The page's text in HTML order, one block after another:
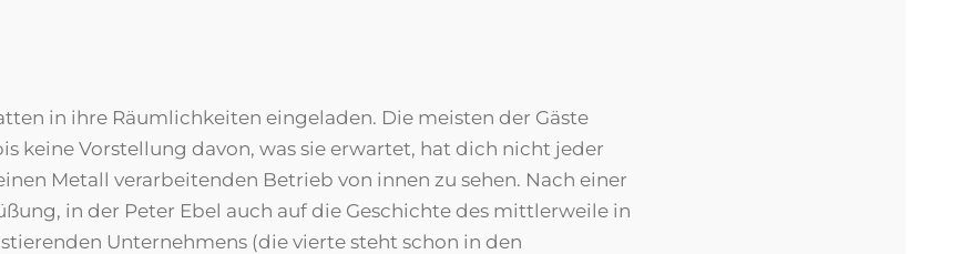
in ihre Räumlichkeiten eingeladen. Die meisten der Gäste
keine Vorstellung davon, was sie erwartet, hat dich nicht jeder
Metall verarbeitenden Betrieb von innen zu sehen. Nach einer
in der Peter Ebel auch auf die Geschichte des mittlerweile in
Unternehmens (die vierte steht schon in den